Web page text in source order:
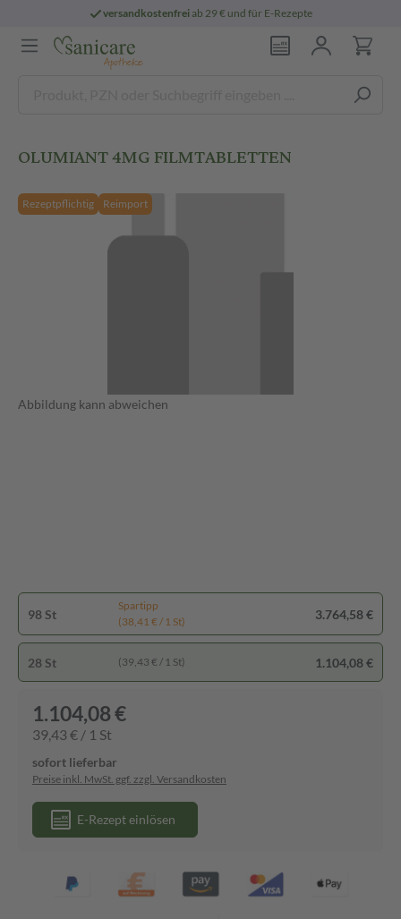
versandkostenfreiab 29 € und für E-Rezepte
OLUMIANT 4MG FILMTABLETTEN
Rezeptpflichtig Reimport
Abbildung kann abweichen
98 St
Spartipp
(38,41 € / 1 St)
3.764,58 €
28 St (39,43 € / 1 St) 1.104,08 €
1.104,08 €
39,43 € / 1 St
sofort lieferbar
Preise inkl. MwSt. ggf. zzgl. Versandkosten
E-Rezept einlösen